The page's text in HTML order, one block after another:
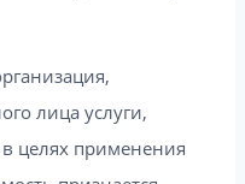
лица услуги,
целях применения